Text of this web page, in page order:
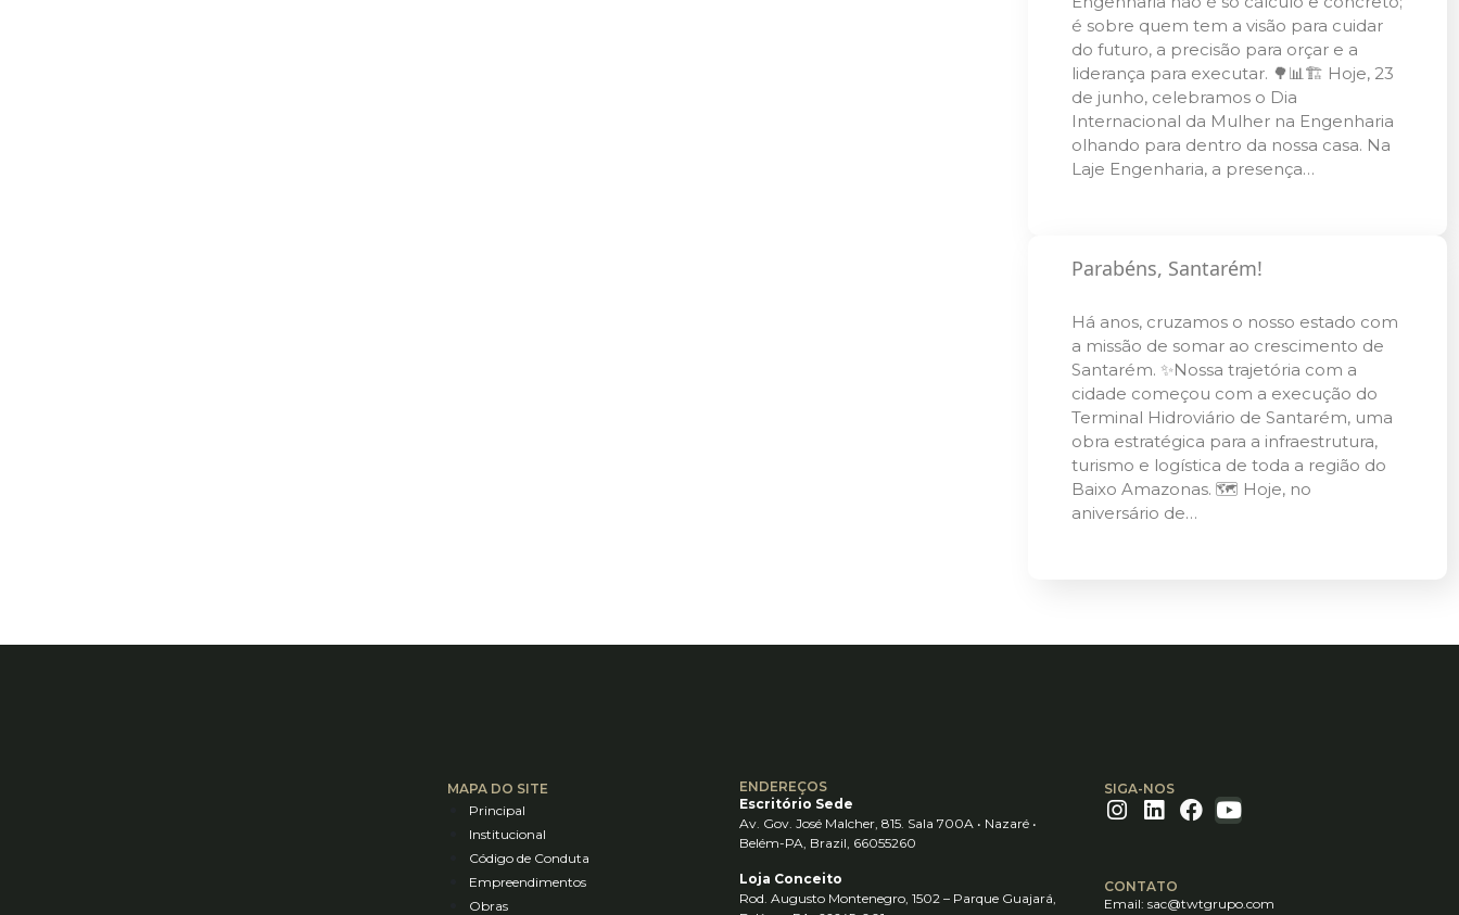
é sobre quem tem a visão para cuidar
do futuro, a precisão para orçar e a
liderança para executar. 🌳📊🏗️ Hoje, 23
de junho, celebramos o Dia
Internacional da Mulher na Engenharia
olhando para dentro da nossa casa. Na
Laje Engenharia, a presença…
Parabéns, Santarém!
Há anos, cruzamos o nosso estado com
a missão de somar ao crescimento de
Santarém. ✨Nossa trajetória com a
cidade começou com a execução do
Terminal Hidroviário de Santarém, uma
obra estratégica para a infraestrutura,
turismo e logística de toda a região do
Baixo Amazonas. 🗺️ Hoje, no
aniversário de…
MAPA DO SITE
Principal
Institucional
Código de Conduta
Empreendimentos
Obras
ENDEREÇOS
Escritório Sede
Av. Gov. José Malcher, 815. Sala 700A • Nazaré •
Belém-PA, Brazil, 66055260
Loja Conceito
Rod. Augusto Montenegro, 1502 – Parque Guajará,
SIGA-NOS
CONTATO
Email:sac@twtgrupo.com